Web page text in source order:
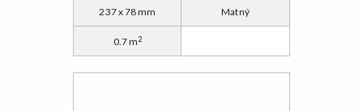
237 x 78 mm Matný
0.7 m2